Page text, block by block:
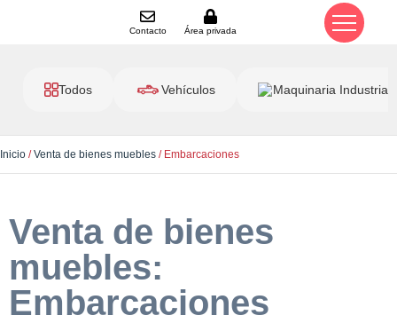
Contacto Área privada
Todos Vehículos Maquinaria Industrial
Inicio /Venta de bienes muebles / Embarcaciones
Venta de bienes
muebles:
Embarcaciones